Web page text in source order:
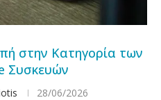
στην Κατηγορία των
Συσκευών
28/06/2026